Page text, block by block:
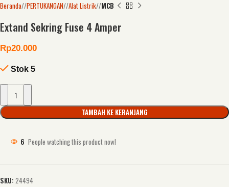
Beranda/ PERTUKANGAN/ Alat Listrik/ MCB
Extand Sekring Fuse 4 Amper
Rp20.000
Stok 5
TAMBAH KE KERANJANG
6 People watching this product now!
SKU: 24494